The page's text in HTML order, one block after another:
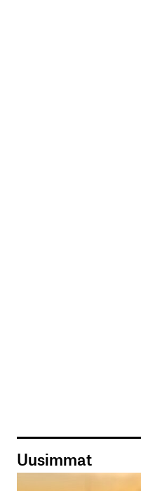
Uusimmat